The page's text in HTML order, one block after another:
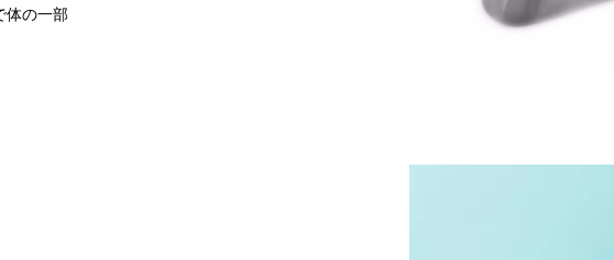
体の一部